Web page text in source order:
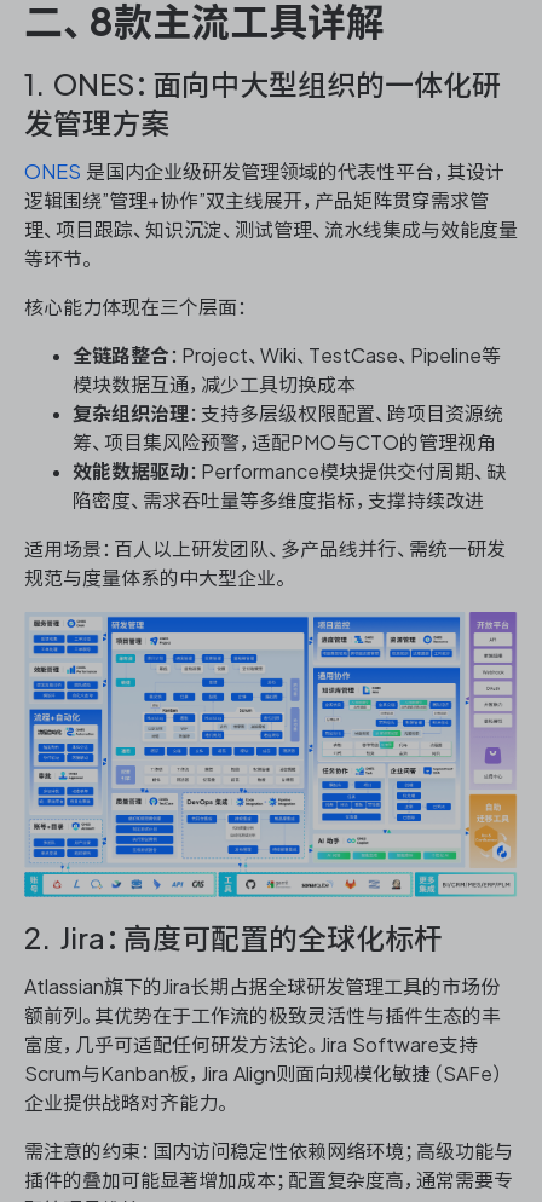
二、8款主流工具详解
1. ONES：面向中大型组织的一体化研
发管理方案
ONES 是国内企业级研发管理领域的代表性平台，其设计
逻辑围绕”管理+协作”双主线展开，产品矩阵贯穿需求管
理、项目跟踪、知识沉淀、测试管理、流水线集成与效能度量
等环节。
核心能力体现在三个层面：
全链路整合 ：Project、Wiki、TestCase、Pipeline等
模块数据互通，减少工具切换成本
复杂组织治理：支持多层级权限配置、跨项目资源统
筹、项目集风险预警，适配PMO与CTO的管理视角
效能数据驱动 ：Performance模块提供交付周期、缺
陷密度、需求吞吐量等多维度指标，支撑持续改进
适用场景：百人以上研发团队、多产品线并行、需统一研发
规范与度量体系的中大型企业。
2. Jira：高度可配置的全球化标杆
Atlassian旗下的Jira长期占据全球研发管理工具的市场份
额前列。其优势在于工作流的极致灵活性与插件生态的丰
富度，几乎可适配任何研发方法论。Jira Software支持
Scrum与Kanban板，Jira Align则面向规模化敏捷（SAFe）
企业提供战略对齐能力。
需注意的约束：国内访问稳定性依赖网络环境；高级功能与
插件的叠加可能显著增加成本；配置复杂度高，通常需要专